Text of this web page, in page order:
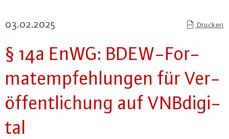
03.02.2025 Drucken
§ 14a EnWG: BDEW-For­
mat­emp­feh­lun­gen für Ver­
öf­fent­li­chung auf VN­Bdi­gi­
tal